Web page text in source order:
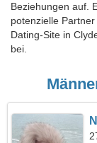
Beziehungen auf.
potenzielle
Dating-Site in
bei.